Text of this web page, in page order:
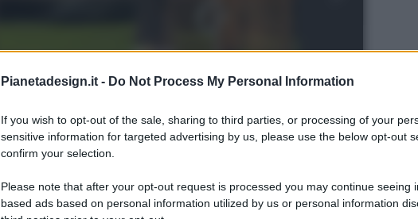
Pianetadesign.it - Do Not Process My Personal Information
If you wish to opt-out of the sale, sharing to third parties, or processing of your
sensitive information for targeted advertising by us, please use the below opt-out
confirm your selection.
Please note that after your opt-out request is processed you may continue seeing
based ads based on personal information utilized by us or personal information